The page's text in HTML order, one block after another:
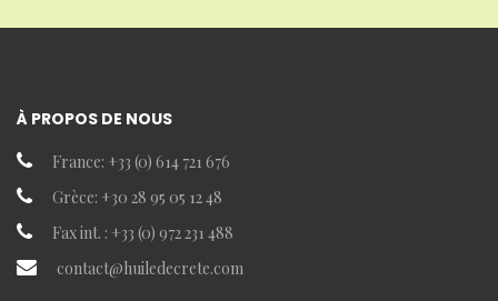
À PROPOS DE NOUS
France: +33 (0) 614 721 676
Grèce: +30 28 95 05 12 48
Fax int. : +33 (0) 972 231 488
contact@huiledecrete.com